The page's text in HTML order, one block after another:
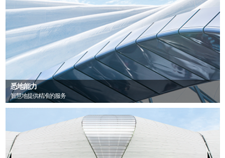
悉地能力
智慧地提供精准的服务